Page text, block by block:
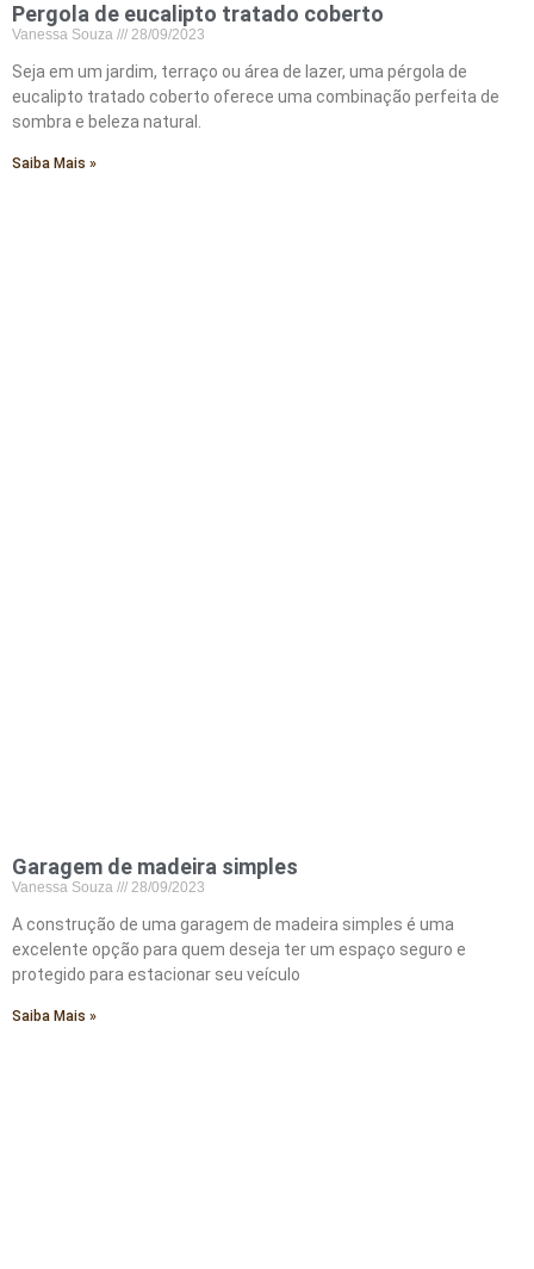
Pergola de eucalipto tratado coberto
Vanessa Souza 28/09/2023
Seja em um jardim, terraço ou área de lazer, uma pérgola de
eucalipto tratado coberto oferece uma combinação perfeita de
sombra e beleza natural.
Saiba Mais »
Garagem de madeira simples
Vanessa Souza 28/09/2023
A construção de uma garagem de madeira simples é uma
excelente opção para quem deseja ter um espaço seguro e
protegido para estacionar seu veículo
Saiba Mais »